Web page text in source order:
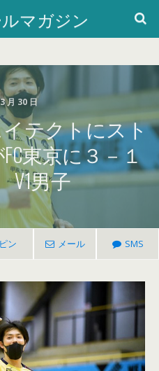
マガジン
月 30 日
イテクトにスト
東京に３－１
男子
ピン メール SMS